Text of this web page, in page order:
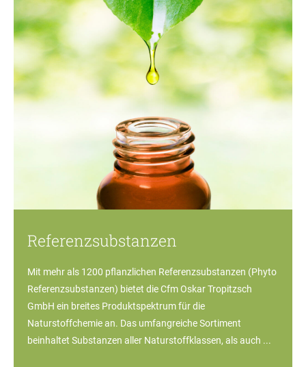
Referenzsubstanzen
Mit mehr als 1200 pflanzlichen Referenzsubstanzen (Phyto
Referenzsubstanzen) bietet die Cfm Oskar Tropitzsch
GmbH ein breites Produktspektrum für die
Naturstoffchemie an. Das umfangreiche Sortiment
beinhaltet Substanzen aller Naturstoffklassen, als auch ...